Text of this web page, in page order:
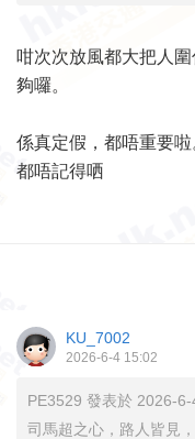
咁次次放風都大把人
夠囉。
係真定假，都唔重要
都唔記得哂
KU_7002
2026-6-4 15:02
PE3529 發表於 2026-6-
司馬超之心，路人皆見